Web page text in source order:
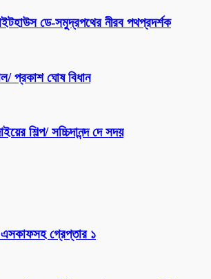
ডে-সমুদ্রপথের নীরব পথপ্রদর্শক
প্রকাশ ঘোষ বিধান
শিল্প/ সচ্চিদানন্দ দে সদয়
গ্রেপ্তার ১